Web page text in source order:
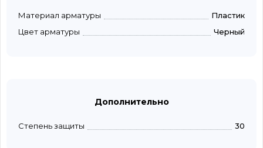
Материал арматуры
Пластик
Цвет арматуры
Черный
Дополнительно
Степень защиты 30